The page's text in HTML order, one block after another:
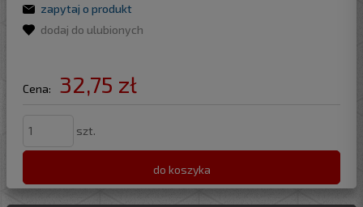
zapytaj o produkt
dodaj do ulubionych
Cena: 32,75 zł
szt.
do koszyka